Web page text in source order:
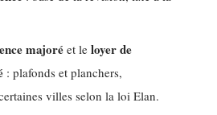
majoré et le loyer de
: plafonds et planchers,
villes selon la loi Elan.